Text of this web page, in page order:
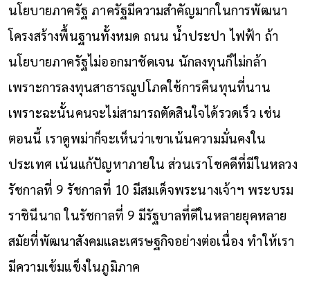
นโยบายภาครัฐ ภาครัฐมีความสำคัญมากในการพัฒนา
โครงสร้างพื้นฐานทั้งหมด ถนน น้ำประปา ไฟฟ้า ถ้า
นโยบายภาครัฐไม่ออกมาชัดเจน นักลงทุนก็ไม่กล้า
เพราะการลงทุนสาธารณูปโภคใช้การคืนทุนที่นาน
เพราะฉะนั้นคนจะไม่สามารถตัดสินใจได้รวดเร็ว เช่น
ตอนนี้ เราดูพม่าก็จะเห็นว่าเขาเน้นความมั่นคงใน
ประเทศ เน้นแก้ปัญหาภายใน ส่วนเราโชคดีที่มีในหลวง
รัชกาลที่ 9 รัชกาลที่ 10 มีสมเด็จพระนางเจ้าฯ พระบรม
ราชินีนาถ ในรัชกาลที่ 9 มีรัฐบาลที่ดีในหลายยุคหลาย
สมัยที่พัฒนาสังคมและเศรษฐกิจอย่างต่อเนื่อง ทำให้เรา
มีความเข้มแข็งในภูมิภาค